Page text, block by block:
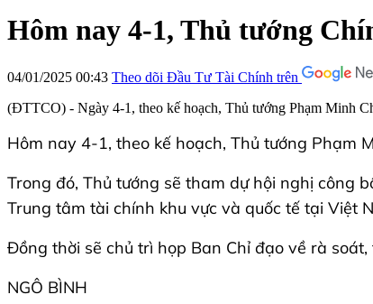
Hôm nay 4-1, Thủ tướng
04/01/2025 00:43 Theo dõi Đầu Tư Tài Chính trên
(ĐTTCO) - Ngày 4-1, theo kế hoạch, Thủ tướng Phạm Minh
Hôm nay 4-1, theo kế hoạch, Thủ tướng Phạm
Trong đó, Thủ tướng sẽ tham dự hội nghị công
Trung tâm tài chính khu vực và quốc tế tại Việt
Đồng thời sẽ chủ trì họp Ban Chỉ đạo về rà
NGÔ BÌNH